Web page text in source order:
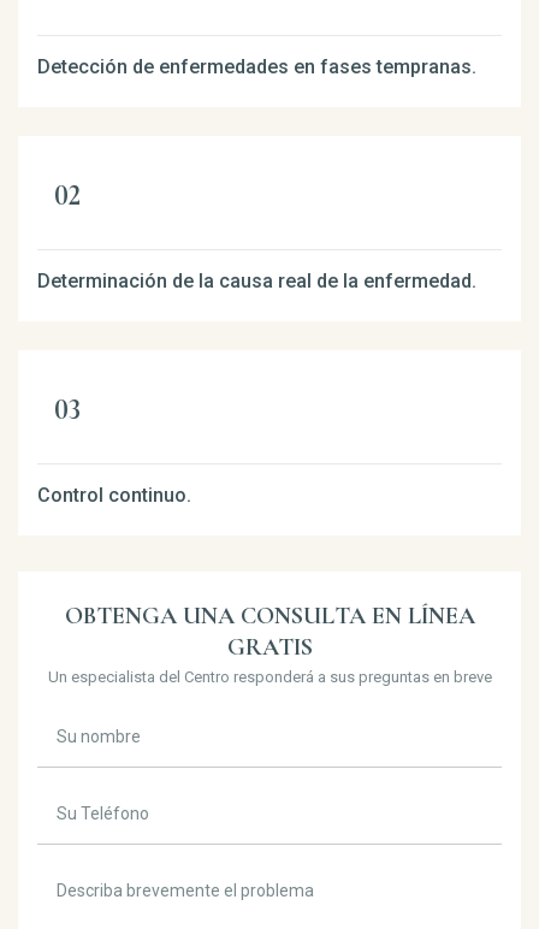
Detección de enfermedades en fases tempranas.
Determinación de la causa real de la enfermedad.
Control continuo.
OBTENGA UNA CONSULTA EN LÍNEA
GRATIS
Un especialista del Centro responderá a sus preguntas en breve